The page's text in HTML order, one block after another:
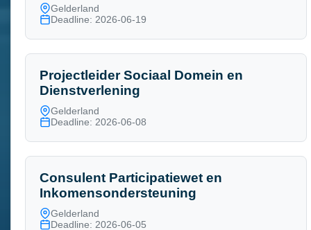
Gelderland
Deadline: 2026-06-19
Projectleider Sociaal Domein en
Dienstverlening
Gelderland
Deadline: 2026-06-08
Consulent Participatiewet en
Inkomensondersteuning
Gelderland
Deadline: 2026-06-05